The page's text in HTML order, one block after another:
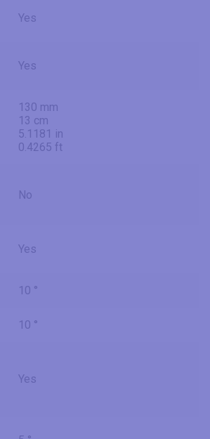
Yes
Yes
130 mm
13 cm
5.1181 in
0.4265 ft
No
Yes
10 °
10 °
Yes